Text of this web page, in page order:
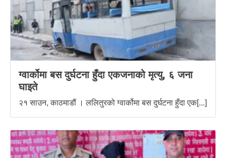
ग्वार्कोमा बस दुर्घटना हुँदा एकजनाको मृत्यु, ६ जना
घाइते
२१ साउन, काठमाडौं । ललितुरको ग्वार्कोमा बस दुर्घटना हुँदा एक[...]